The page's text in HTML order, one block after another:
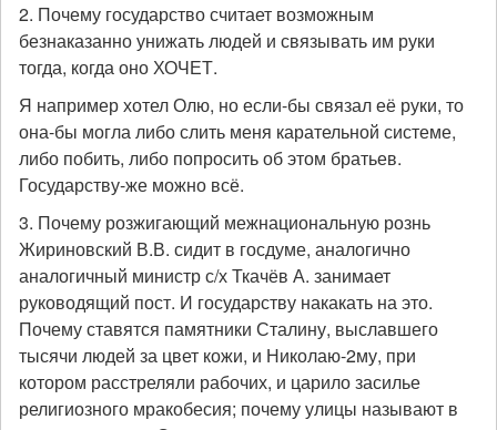
2. Почему государство считает возможным
безнаказанно унижать людей и связывать им руки
тогда, когда оно ХОЧЕТ.
Я например хотел Олю, но если-бы связал её руки, то
она-бы могла либо слить меня карательной системе,
либо побить, либо попросить об этом братьев.
Государству-же можно всё.
3. Почему розжигающий межнациональную рознь
Жириновский В.В. сидит в госдуме, аналогично
аналогичный министр с/х Ткачёв А. занимает
руководящий пост. И государству накакать на это.
Почему ставятся памятники Сталину, выславшего
тысячи людей за цвет кожи, и Николаю-2му, при
котором расстреляли рабочих, и царило засилье
религиозного мракобесия; почему улицы называют в